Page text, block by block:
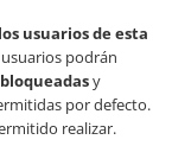
usuarios de esta
podrán
y
por defecto.
realizar.